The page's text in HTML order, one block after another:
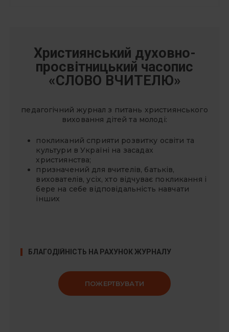
Християнський духовно-
просвітницький часопис
«СЛОВО ВЧИТЕЛЮ»
педагогічний журнал з питань християнського
виховання дітей та молоді:
покликаний сприяти розвитку освіти та
культури в Україні на засадах
християнства;
призначений для вчителів, батьків,
вихователів, усіх, хто відчуває покликання і
бере на себе відповідальність навчати
інших
БЛАГОДІЙНІСТЬ НА РАХУНОК ЖУРНАЛУ
ПОЖЕРТВУВАТИ